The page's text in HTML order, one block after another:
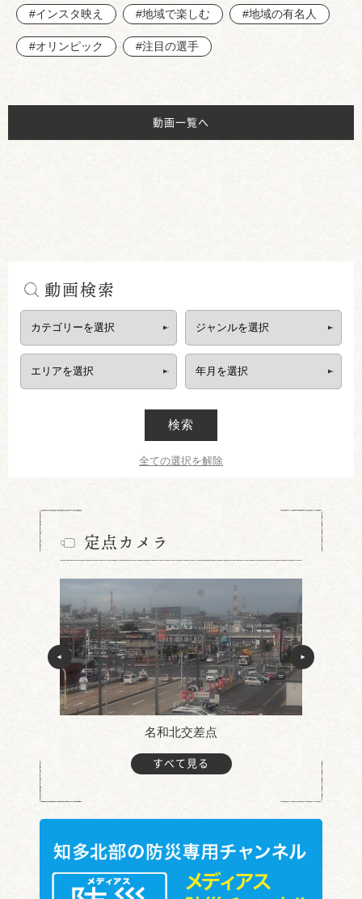
#インスタ映え #地域で楽しむ #地域の有名人
#オリンピック #注目の選手
動画一覧へ
動画検索
検索
全ての選択を解除
定点カメラ
名和北交差点
すべて見る